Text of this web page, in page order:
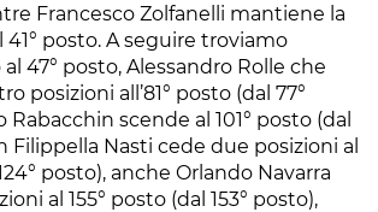
Francesco Zolfanelli mantiene la
41° posto. A seguire troviamo
47° posto, Alessandro Rolle che
posizioni all’81° posto (dal 77°
Rabacchin scende al 101° posto (dal
Filippella Nasti cede due posizioni al
posto), anche Orlando Navarra
al 155° posto (dal 153° posto),